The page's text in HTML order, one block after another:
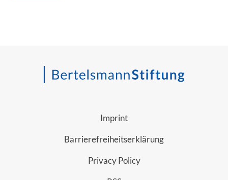
Imprint
Barrierefreiheitserklärung
Privacy Policy